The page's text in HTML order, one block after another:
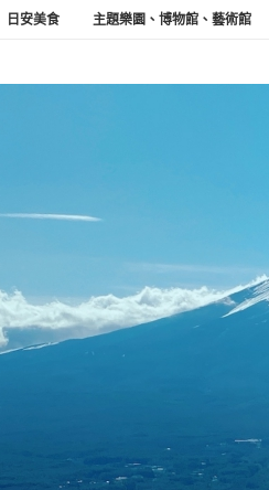
日安美食 主題樂園、博物館、藝術館